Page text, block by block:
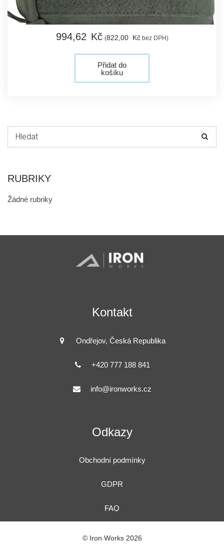
994,62 Kč (822,00 Kčbez DPH)
Přidat do
košíku
Hledat:
RUBRIKY
Žádné rubriky
Kontakt
Ondřejov, Česká Republika
+420 777 188 841
info@ironworks.cz
Odkazy
Obchodní podmínky
GDPR
FAQ
© Iron Works2026